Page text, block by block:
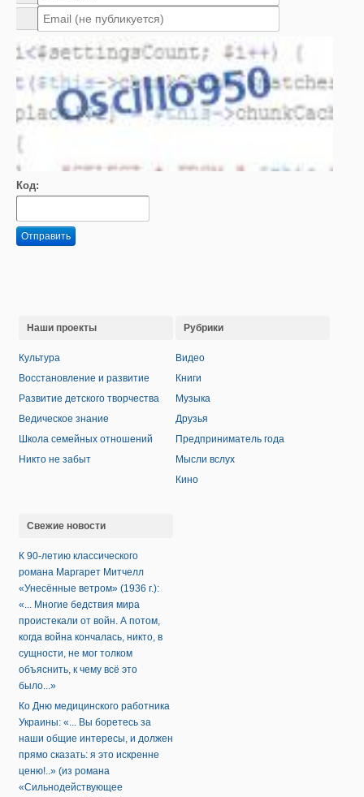
Код:
Отправить
Наши проекты
Культура
Восстановление и развитие
Развитие детского творчества
Ведическое знание
Школа семейных отношений
Никто не забыт
Рубрики
Видео
Книги
Музыка
Друзья
Предприниматель года
Мысли вслух
Кино
Свежие новости
К 90-летию классического
романа Маргарет Митчелл
«Унесённые ветром» (1936 г.):
«... Многие бедствия мира
проистекали от войн. А потом,
когда война кончалась, никто, в
сущности, не мог толком
объяснить, к чему всё это
было...»
Ко Дню медицинского работника
Украины: «... Вы боретесь за
наши общие интересы, и должен
прямо сказать: я это искренне
ценю!..» (из романа
«Сильнодействующее